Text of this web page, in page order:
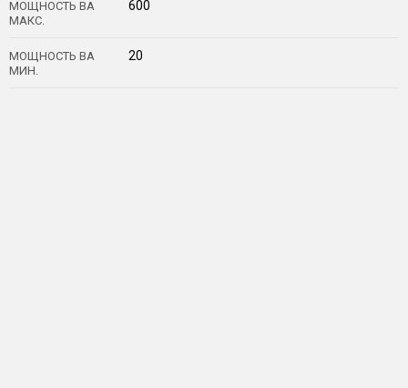
МОЩНОСТЬ ВА
МАКС.
600
МОЩНОСТЬ ВА
МИН.
20